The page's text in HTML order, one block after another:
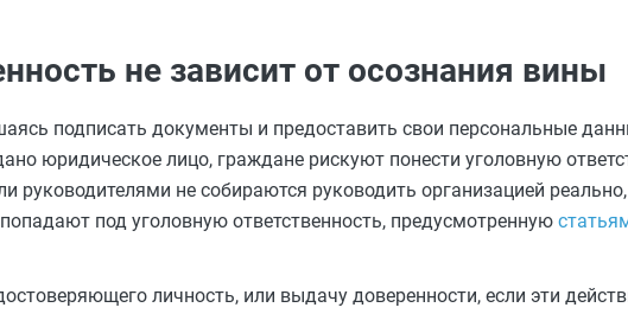
не зависит от осознания вины
подписать документы и предоставить свои персональные
юридическое лицо, граждане рискуют понести уголовную
руководителями не собираются руководить организацией
под уголовную ответственность, предусмотренную
личность, или выдачу доверенности, если эти